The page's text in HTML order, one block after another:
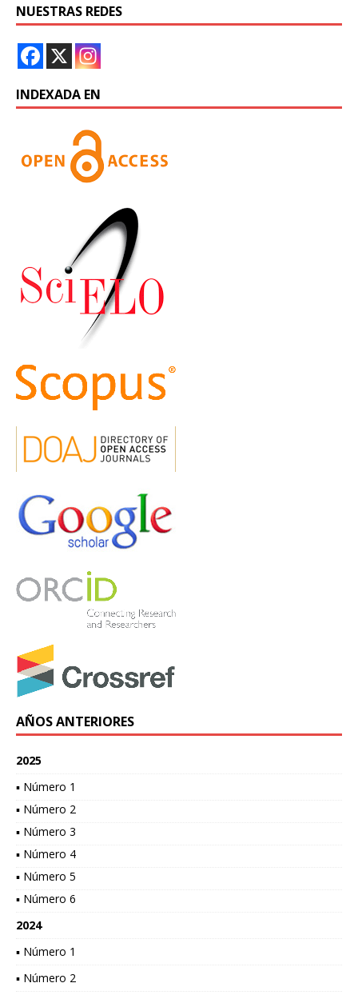
NUESTRAS REDES
INDEXADA EN
AÑOS ANTERIORES
2025
▪ Número 1
▪ Número 2
▪ Número 3
▪ Número 4
▪ Número 5
▪ Número 6
2024
▪ Número 1
▪ Número 2